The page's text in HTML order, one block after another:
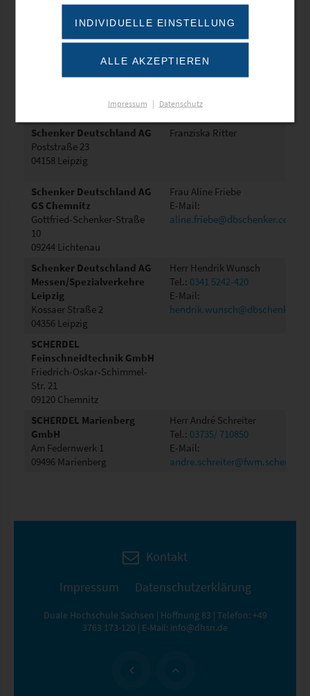
Scheidt GmbH & Co. KG
Straße zum Industriegelände
Herr Gerd Zimmermann
Tel.:03571 483912
E-Mail:
E-Mail:
steuerberatung-meissen.de
Schenker Deutschland AG
Poststraße 23
04158 Leipzig
Franziska Ritter
Schenker Deutschland AG
GS Chemnitz
Gottfried-Schenker-Straße
10
09244 Lichtenau
Frau Aline Friebe
E-Mail:
aline.friebe@dbschenker.com
Schenker Deutschland AG
Messen/Spezialverkehre
Leipzig
Kossaer Straße 2
04356 Leipzig
Herr Hendrik Wunsch
Tel.: 0341 5242-420
E-Mail:
SCHERDEL
Feinschneidtechnik GmbH
Friedrich-Oskar-Schimmel-
Str. 21
09120 Chemnitz
SCHERDEL Marienberg
GmbH
Am Federnwerk 1
09496 Marienberg
Herr André Schreiter
Tel.: 03735/ 710850
E-Mail:
Kontakt
Impressum
Datenschutzerklärung
Duale Hochschule Sachsen | Hoffnung 83 | Telefon: +49
3763 173-120 | E-Mail: info@dhsn.de
INDIVIDUELLE EINSTELLUNG
ALLE AKZEPTIEREN
Impressum | Datenschutz